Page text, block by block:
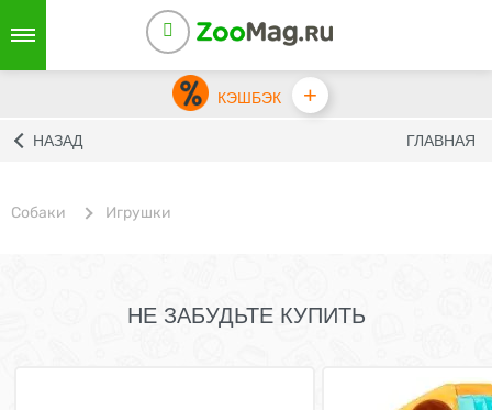
КЭШБЭК +
НАЗАД ГЛАВНАЯ
Собаки Игрушки
НЕ ЗАБУДЬТЕ КУПИТЬ